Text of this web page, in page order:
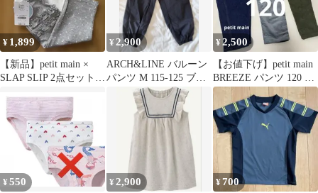
¥ 1,899
【新品】petit main ×
SLAP SLIP 2点セット
¥2,900
ARCH&LINE バルーン
パンツ M 115-125 ブラ
ック 美品
¥2,500
【お値下げ】petit main
BREEZE パンツ 120 3
本セット
¥ 550 ¥2,900 ¥700